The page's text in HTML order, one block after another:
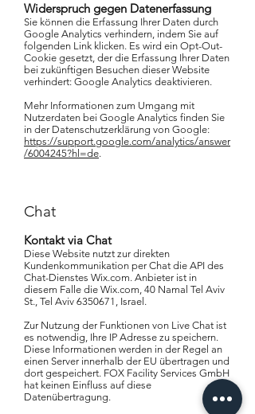
Widerspruch gegen Datenerfassung
Sie können die Erfassung Ihrer Daten durch
Google Analytics verhindern, indem Sie auf
folgenden Link klicken. Es wird ein Opt-Out-
Cookie gesetzt, der die Erfassung Ihrer Daten
bei zukünftigen Besuchen dieser Website
verhindert: Google Analytics deaktivieren.
Mehr Informationen zum Umgang mit
Nutzerdaten bei Google Analytics finden Sie
in der Datenschutzerklärung von Google:
https://support.google.com/analytics/answer
/6004245?hl=de.
Chat
Kontakt via Chat
Diese Website nutzt zur direkten
Kundenkommunikation per Chat die API des
Chat-Dienstes Wix.com. Anbieter ist in
diesem Falle die Wix.com, 40 Namal Tel Aviv
St., Tel Aviv 6350671 , Israel.
Zur Nutzung der Funktionen von Live Chat ist
es notwendig, Ihre IP Adresse zu speichern.
Diese Informationen werden in der Regel an
einen Server innerhalb der EU übertragen und
dort gespeichert. FOX Facility Services GmbH
hat keinen Einfluss auf diese
Datenübertragung.